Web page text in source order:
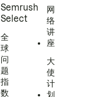
Semrush
Select
全
球
问
题
指
数
网
络
讲
座
大
使
计
划